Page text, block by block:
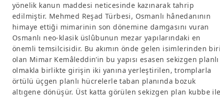
yönelik kanun maddesi neticesinde kazınarak tahrip
edilmiştir. Mehmed Reşad Türbesi, Osmanlı hânedanının
himaye ettiği mimarinin son dönemine damgasını vuran
Osmanlı neo-klasik üslûbunun mezar yapılarındaki en
önemli temsilcisidir. Bu akımın önde gelen isimlerinden
olan Mimar Kemâleddin’in bu yapısı esasen sekizgen planlı
olmakla birlikte girişin iki yanına yerleştirilen, tromplarla
örtülü üçgen planlı hücrelerle taban planında bozuk
altıgene dönüşür. Üst katta görülen sekizgen plan kubbe